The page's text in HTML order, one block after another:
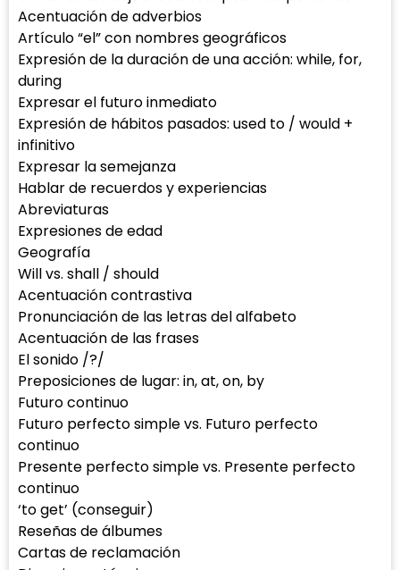
Acentuación de adverbios
Artículo “el” con nombres geográficos
Expresión de la duración de una acción: while, for,
during
Expresar el futuro inmediato
Expresión de hábitos pasados: used to / would +
infinitivo
Expresar la semejanza
Hablar de recuerdos y experiencias
Abreviaturas
Expresiones de edad
Geografía
Will vs. shall / should
Acentuación contrastiva
Pronunciación de las letras del alfabeto
Acentuación de las frases
El sonido /?/
Preposiciones de lugar: in, at, on, by
Futuro continuo
Futuro perfecto simple vs. Futuro perfecto
continuo
Presente perfecto simple vs. Presente perfecto
continuo
‘to get’ (conseguir)
Reseñas de álbumes
Cartas de reclamación